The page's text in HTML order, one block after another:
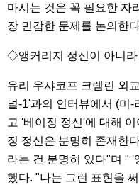
마시는 것은 꼭 필요한 자
장 민감한 문제를 논의한
◇앵커리지 정신이 아니
유리 우샤코프 크렘린 외
널-1'과의 인터뷰에서 (미
고 '베이징 정신'에 대해
징 정신은 분명히 존재한
라는 건 분명히 있다"며 "
했다. "나는 그런 표현을